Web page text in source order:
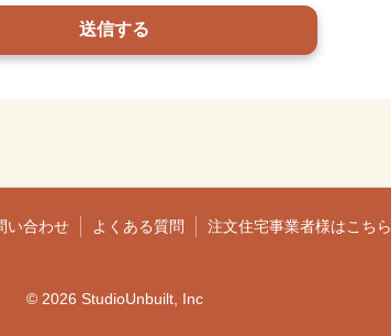
い合わせ よくある質問 注文住宅事業者様はこちら
© 2026 StudioUnbuilt, Inc